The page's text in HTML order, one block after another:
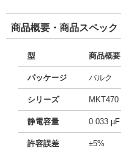
商品概要・商品スペック
型 商品概要
パッケージ バルク
シリーズ MKT470
静電容量 0.033 µF
許容誤差 ±5%